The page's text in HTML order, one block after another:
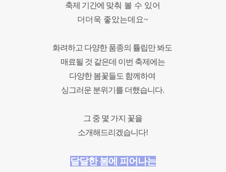
축제 기간에 맞춰 볼 수 있어
더더욱 좋았는데요~
화려하고 다양한 품종의 튤립만 봐도
매료될 것 같은데 이번 축제에는
다양한 봄꽃들도 함께하여
싱그러운 분위기를 더했습니다.
그 중 몇 가지 꽃을
소개해드리겠습니다!
달달한 봄에 피어나는